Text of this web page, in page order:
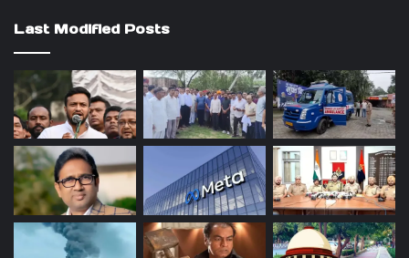
Last Modified Posts